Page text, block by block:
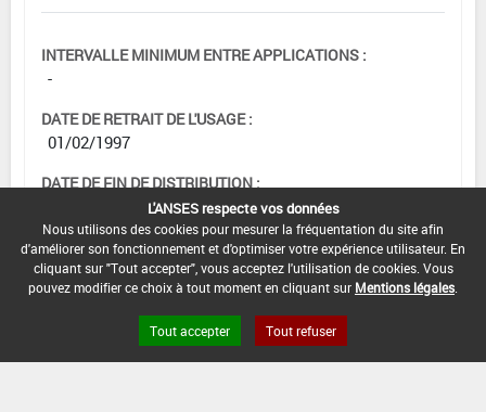
INTERVALLE MINIMUM ENTRE APPLICATIONS :
-
DATE DE RETRAIT DE L'USAGE :
01/02/1997
DATE DE FIN DE DISTRIBUTION :
DATE DE FIN D'UTILISATION :
-
L'ANSES respecte vos données
Nous utilisons des cookies pour mesurer la fréquentation du site afin
d'améliorer son fonctionnement et d'optimiser votre expérience utilisateur. En
cliquant sur "Tout accepter", vous acceptez l'utilisation de cookies. Vous
pouvez modifier ce choix à tout moment en cliquant sur Mentions légales
Tout accepter Tout refuser